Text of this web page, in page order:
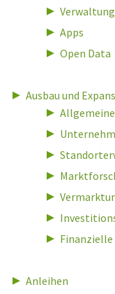
Apps
Open Data
Ausbau und
Anleihen